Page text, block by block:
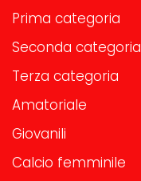
Prima categoria
Seconda categoria
Terza categoria
Amatoriale
Giovanili
Calcio femminile